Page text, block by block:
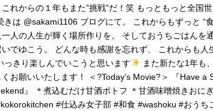
れからの１年もまた”挑戦”だ！笑 もっともっと全国
きは @sakami1106 ブログにて。 これからもずっと “食
人の人生が輝く場所作りを。 そしておうちごはんを
いでゆこう。 どんな時も感謝を忘れず、 これからも人
っきり楽しんでいこうと思います
また新たな1年も
お願いいたします！ ＜?Today’s Movie?＞ 『Have a
』 ＊煮込むだけ甘酒ポトフ ＊甘酒味噌焼きおに
#仕込み女子部 #和食 #washoku #おうち